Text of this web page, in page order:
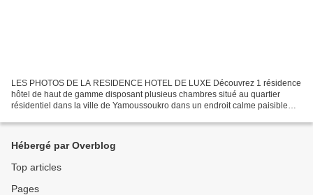
LES PHOTOS DE LA RESIDENCE HOTEL DE LUXE Découvrez 1 résidence
hôtel de haut de gamme disposant plusieus chambres situé au quartier
résidentiel dans la ville de Yamoussoukro dans un endroit calme paisible
Hébergé par Overblog
Top articles
Pages